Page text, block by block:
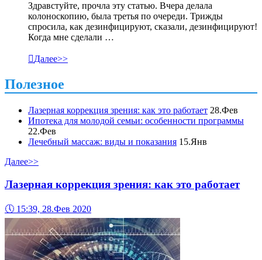
Здравстуйте, прочла эту статью. Вчера делала
колоноскопию, была третья по очереди. Трижды
спросила, как дезинфицируют, сказали, дезинфицируют!
Когда мне сделали …
Далее>>
Полезное
Лазерная коррекция зрения: как это работает 28.Фев
Ипотека для молодой семьи: особенности программы
22.Фев
Лечебный массаж: виды и показания 15.Янв
Далее>>
Лазерная коррекция зрения: как это работает
🕔 15:39, 28.Фев 2020